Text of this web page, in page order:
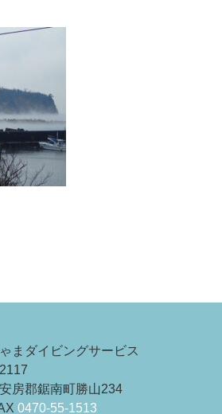
まダイビングサービス
房郡鋸南町勝山234
0470-55-1513